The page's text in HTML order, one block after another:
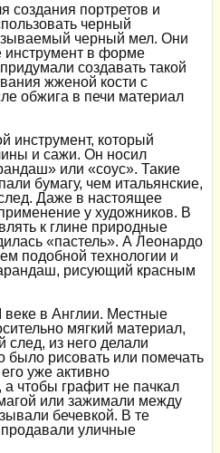
создания портретов и
черный
черный мел. Они
инструмент в форме
создавать такой
жженой кости с
обжига в печи материал
инструмент, который
и сажи. Он носил
или «соус». Такие
бумагу, чем итальянские,
Даже в настоящее
у художников. В
к глине природные
«пастель». А Леонардо
подобной технологии и
рисующий красным
в Англии. Местные
мягкий материал,
след, из него делали
было рисовать или помечать
уже активно
а чтобы графит не пачкал
или зажимали между
бечевкой. В те
уличные